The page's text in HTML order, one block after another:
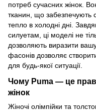
потреб сучасних жінок.
тканин, що забезпечують
тепло в холодні дні.
силуетам, ці моделі не
дозволяють виразити вашу
фасонів дозволяє
для будь-якої ситуації.
Чому Puma — це
жінок
Жіночі олімпійки та